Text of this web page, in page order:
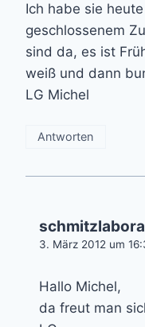
Ich habe sie
geschlossenem
sind da, es ist
weiß und dann
LG Michel
Antworten
3. März 2012 um
Hallo Michel,
da freut man